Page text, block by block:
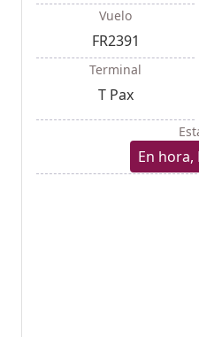
Vuelo
FR2391
Terminal
T Pax
En hora,